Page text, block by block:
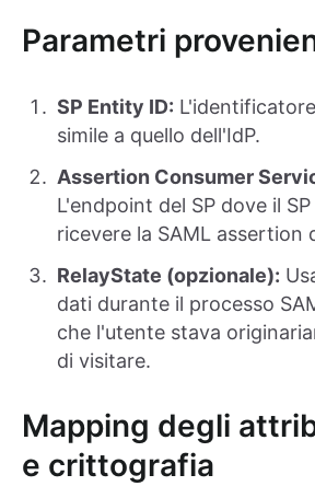
Parametri
SP Entity ID:
simile a quello dell'IdP.
Assertion Consumer
L'endpoint del SP dove il
ricevere la SAML assertion
RelayState (opzionale):
dati durante il processo
che l'utente stava
di visitare.
Mapping degli
e crittografia